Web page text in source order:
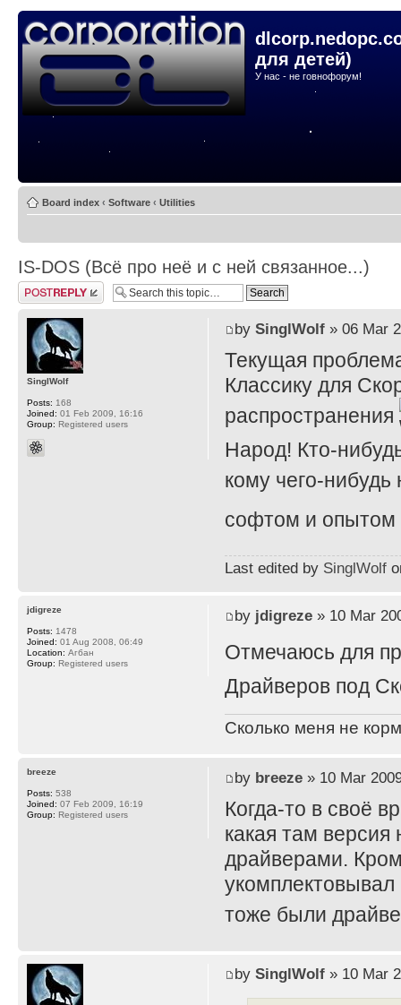
для детей)
У нас - не говнофорум!
Board index ‹ Software ‹ Utilities
IS-DOS (Всё про неё и с ней связанное...)
Post a reply
by SinglWolf» 06 Mar
Текущая
Классику для
распространения
Народ! Кто-
кому чего-
софтом и опытом
Last edited by SinglWolf
SinglWolf
Posts: 168
Joined: 01 Feb 2009, 16:16
Group: Registered users
by jdigreze» 10 Mar
Отмечаюсь для
Драйверов под
Сколько меня не
jdigreze
Posts: 1478
Joined: 01 Aug 2008, 06:49
Location: Агбан
Group: Registered users
by breeze» 10 Mar
Когда-то в своё
какая там
драйверами.
тоже были
breeze
Posts: 538
Joined: 07 Feb 2009, 16:19
Group: Registered users
by SinglWolf» 10 Mar